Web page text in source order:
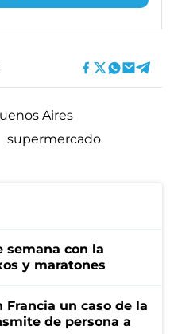
Aires
supermercado
semana con la
y maratones
un caso de la
de persona a